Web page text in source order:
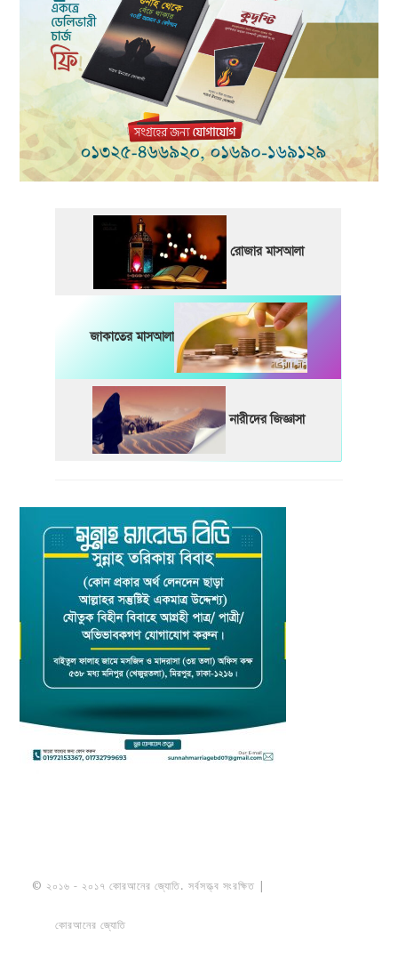
রোজার মাসআলা
জাকাতের মাসআলা
নারীদের জিজ্ঞাসা
© ২০১৬ - ২০১৭ কোরআনের জ্যোতি. সর্বসত্ত্ব সংরক্ষিত |
কোরআনের জ্যোতি